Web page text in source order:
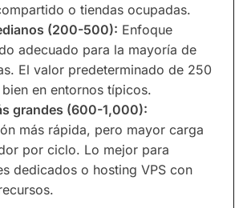
o tiendas ocupadas.
(200-500): Enfoque
adecuado para la mayoría de
El valor predeterminado de 250
en entornos típicos.
grandes (600-1,000):
más rápida, pero mayor carga
por ciclo. Lo mejor para
dedicados o hosting VPS con